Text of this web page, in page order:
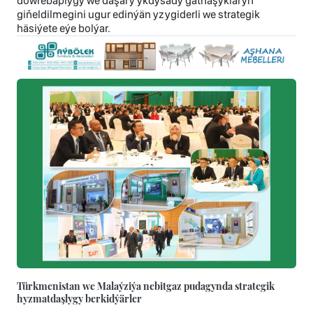
giňeldilmegini ugur edinýän yzygiderli we strategik
häsiýete eýe bolýar.
Türkmenistan we Malaýziýa nebitgaz pudagynda strategik
hyzmatdaşlygy berkidýärler